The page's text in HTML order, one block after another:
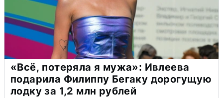
«Всё, потеряла я мужа»: Ивлеева
подарила Филиппу Бегаку дорогущую
лодку за 1,2 млн рублей